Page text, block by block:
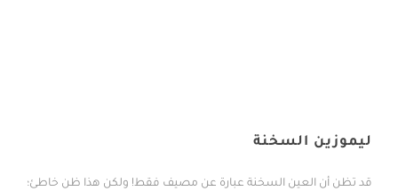
ليموزين السخنة
قد تظن أن العين السخنة عبارة عن مصيف فقط! ولكن هذا ظن خاطئ؛